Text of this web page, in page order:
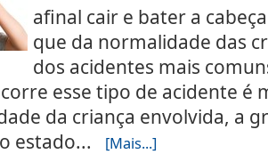
afinal cair e bater a
que da normalidade das
dos acidentes mais
esse tipo de acidente é
da criança envolvida, a
estado...
[Mais...]